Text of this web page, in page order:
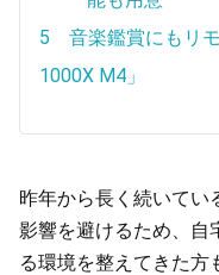
5 音楽鑑賞にもリ
1000X M4」
昨年から長く続いてい
影響を避けるため、自
る環境を整えてきた方